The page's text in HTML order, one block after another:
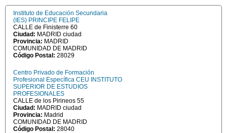
Instituto de Educación Secundaria
(IES) PRINCIPE FELIPE
CALLE de Finisterre 60
Ciudad: MADRID ciudad
Provincia: MADRID
COMUNIDAD DE MADRID
Código Postal: 28029
Centro Privado de Formación
Profesional Específica CEU INSTITUTO
SUPERIOR DE ESTUDIOS
PROFESIONALES
CALLE de los Pirineos 55
Ciudad: MADRID ciudad
Provincia: Madrid
COMUNIDAD DE MADRID
Código Postal: 28040